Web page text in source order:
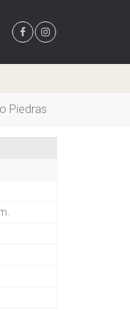
Piedras